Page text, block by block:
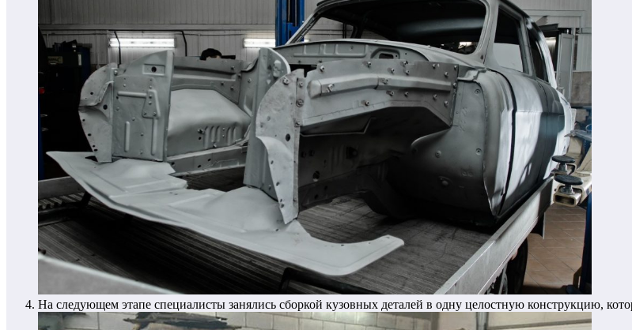
На следующем этапе специалисты занялись сборкой кузовных деталей в одну целостную конструкцию,